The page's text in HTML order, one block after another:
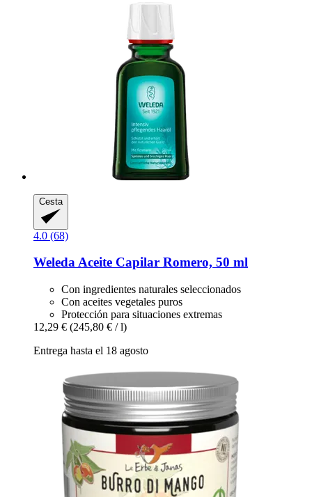
Cesta
4.0 (68)
WeledaAceite Capilar Romero, 50 ml
Con ingredientes naturales seleccionados
Con aceites vegetales puros
Protección para situaciones extremas
12,29 € (245,80 € / l)
Entrega hasta el 18 agosto